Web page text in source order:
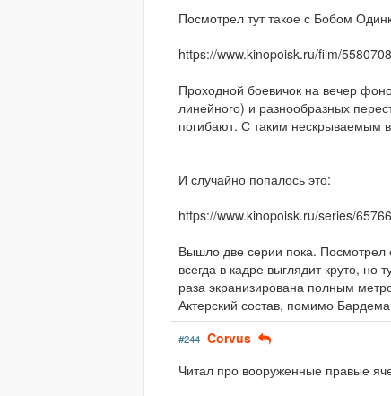
Посмотрел тут такое с Бобом
https://www.kinopoisk.ru/film/
Проходной боевичок на вечер
линейного) и разнообразных
погибают. С таким нескрываемым
И случайно попалось это:
https://www.kinopoisk.ru/series/
Вышло две серии пока.
всегда в кадре выглядит круто,
раза экранизирована полным
Актерский состав, помимо
#244 Corvus
Читал про вооруженные правые